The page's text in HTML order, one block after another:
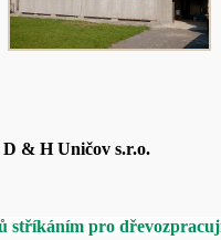
D & H Uničov s.r.o.
stříkáním pro